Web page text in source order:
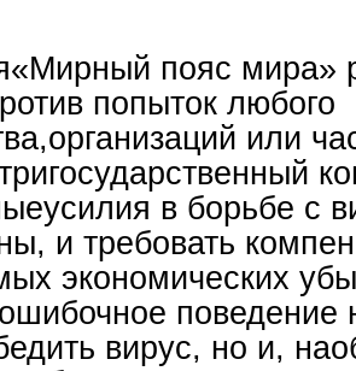
пояс мира»
попыток любого
или
в борьбе с
и требовать
экономических
поведение
вирус, но и,